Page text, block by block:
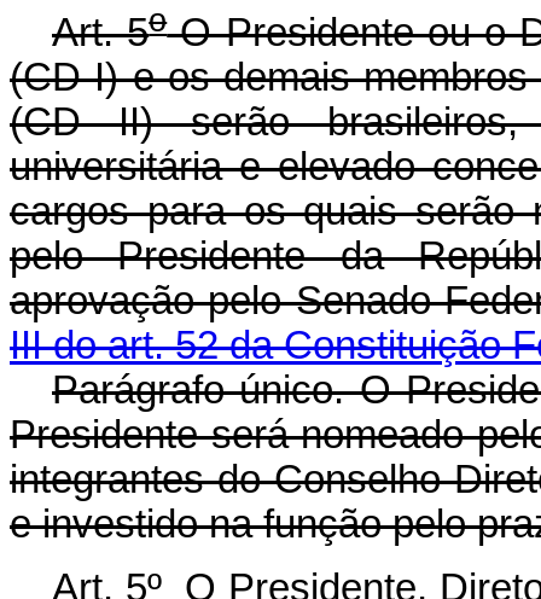
Art. 5oO Presidente ou o
(CD I) e os demais
(CD II) serão brasileiros,
universitária e elevado
cargos para os quais serão
pelo Presidente da
aprovação pelo Senado
III do art. 52 da Constituição
Parágrafo único. O
Presidente será nomeado
integrantes do Conselho
e investido na função pelo
Art. 5º O Presidente,